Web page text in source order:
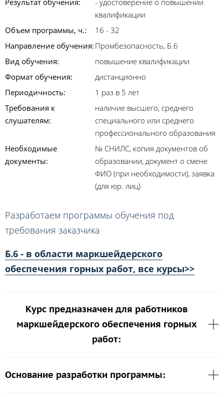
квалификации
Объем программы, ч.:
16 - 32
Направление обучения: Промбезопасность, Б.6
Вид обучения:
повышение квалификации
Формат обучения:
дистанционно
Периодичность:
1 раз в 5 лет
Требования к
слушателям:
наличие высшего, среднего
специального или среднего
профессионального образования
Необходимые
документы:
№ СНИЛС, копия документов об
образовании, документ о смене
ФИО (при необходимости), заявка
(для юр. лиц)
Разработаем программы обучения под
требования заказчика
Б.6 - в области маркшейдерского
обеспечения горных работ, все курсы>>
Курс предназначен для работников
маркшейдерского обеспечения горных
работ:
Основание разработки программы: